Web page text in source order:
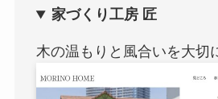
家づくり工房 匠
木の温もりと風合いを大切